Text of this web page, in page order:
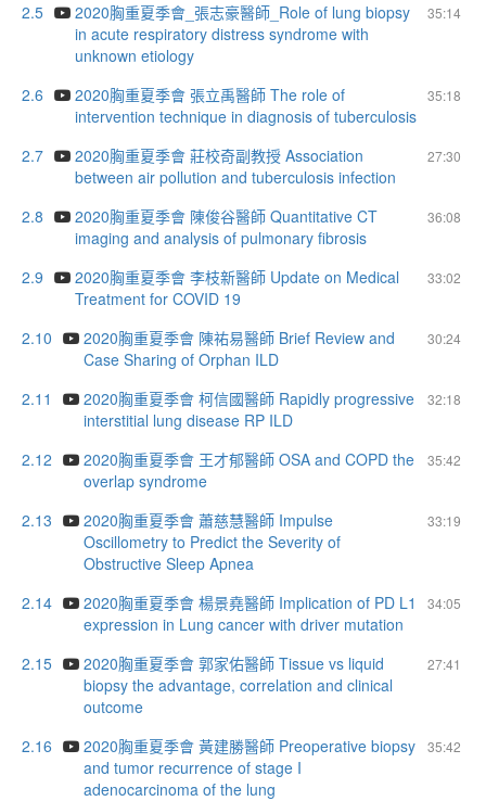
2.5
35:14
2020胸重夏季會_張志豪醫師_Role of lung biopsy
in acute respiratory distress syndrome with
unknown etiology
2.6
35:18
2020胸重夏季會 張立禹醫師 The role of
intervention technique in diagnosis of tuberculosis
2.7
27:30
2020胸重夏季會 莊校奇副教授 Association
between air pollution and tuberculosis infection
2.8
36:08
2020胸重夏季會 陳俊谷醫師 Quantitative CT
imaging and analysis of pulmonary fibrosis
2.9
33:02
2020胸重夏季會 李枝新醫師 Update on Medical
Treatment for COVID 19
2.10
30:24
2020胸重夏季會 陳祐易醫師 Brief Review and
Case Sharing of Orphan ILD
2.11
32:18
2020胸重夏季會 柯信國醫師 Rapidly progressive
interstitial lung disease RP ILD
2.12
35:42
2020胸重夏季會 王才郁醫師 OSA and COPD the
overlap syndrome
2.13
33:19
2020胸重夏季會 蕭慈慧醫師 Impulse
Oscillometry to Predict the Severity of
Obstructive Sleep Apnea
2.14
34:05
2020胸重夏季會 楊景堯醫師 Implication of PD L1
expression in Lung cancer with driver mutation
2.15
27:41
2020胸重夏季會 郭家佑醫師 Tissue vs liquid
biopsy the advantage, correlation and clinical
outcome
2.16
35:42
2020胸重夏季會 黃建勝醫師 Preoperative biopsy
and tumor recurrence of stage I
adenocarcinoma of the lung